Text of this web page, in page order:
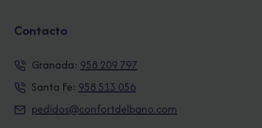
Contacto
Granada: 958 209 797
Santa Fe: 958 513 056
pedidos@confortdelbano.com